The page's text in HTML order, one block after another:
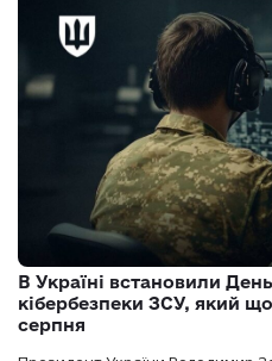
В Україні встановили
кібербезпеки ЗСУ, який
серпня